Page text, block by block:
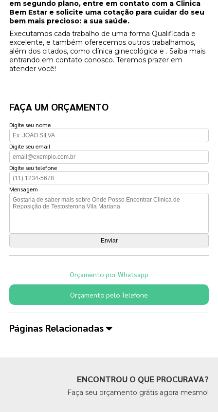
em segundo plano, entre em contato com a Clinica
Bem Estar e solicite uma cotação para cuidar do seu
bem mais precioso: a sua saúde.
Executamos cada trabalho de uma forma Qualificada e
excelente, e também oferecemos outros trabalhamos,
além dos citados, como clínica ginecológica e . Saiba mais
entrando em contato conosco. Teremos prazer em
atender você!
FAÇA UM ORÇAMENTO
Digite seu nome
Digite seu email
Digite seu telefone
Mensagem
Orçamento por Whatsapp
Orçamento pelo Telefone
Páginas Relacionadas
ENCONTROU O QUE PROCURAVA?
Faça seu orçamento grátis agora mesmo!